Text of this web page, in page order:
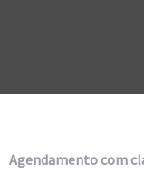
Agendamento com